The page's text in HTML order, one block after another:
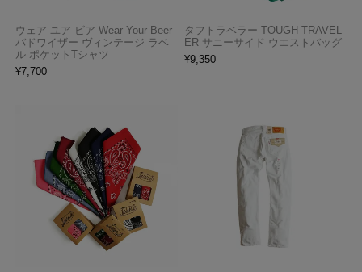
ウェア ユア ビア Wear Your Beer
バドワイザー ヴィンテージ ラベ
ル ポケットTシャツ
¥7,700
タフトラベラー TOUGH TRAVEL
ER サニーサイド ウエストバッグ
¥9,350